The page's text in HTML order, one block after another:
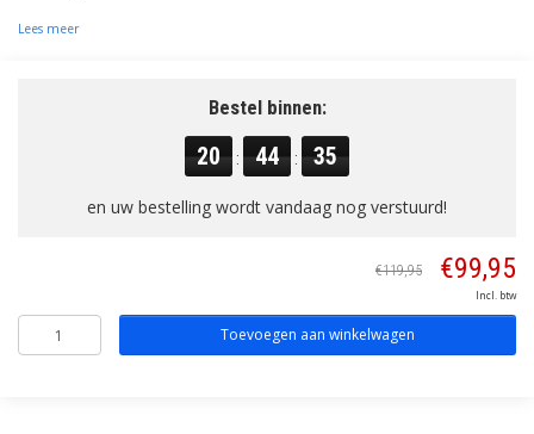
Lees meer
Bestel binnen:
20 : 44 : 35
en uw bestelling wordt vandaag nog verstuurd!
€119,95 €99,95
Incl. btw
Toevoegen aan winkelwagen